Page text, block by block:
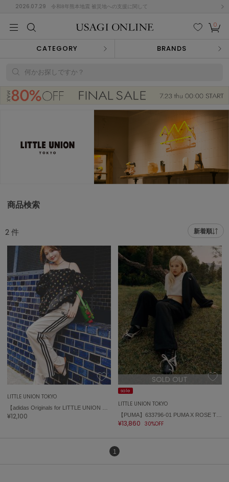
2026.07.29 令和8年熊本地震 被災地への支援に関して
0
CATEGORY BRANDS
何かお探しですか？
(2928)
(1996)
リー (663)
ョン雑貨 (858)
/ランジェリー (127)
ェア (119)
B C D E F G
Q R
その
他
ACYM
adidas
adidas by Stella McCartney
アディダス バイ ステラマッカートニー
ALLISON BROWN
アリソンブラウン
amabro
アマブロ
Ame no chi Hare
アメノチハレ
AMOMMA
ánuans
アニュアンス
商品検索
2件 新着順
LITTLE UNION TOKYO
¥12,100
SOLD OUT
sale
LITTLE UNION TOKYO
【PUMA】633796-01 PUMA X ROSE T7 Oversized Track Jacket WV
¥13,860 30%OFF
1